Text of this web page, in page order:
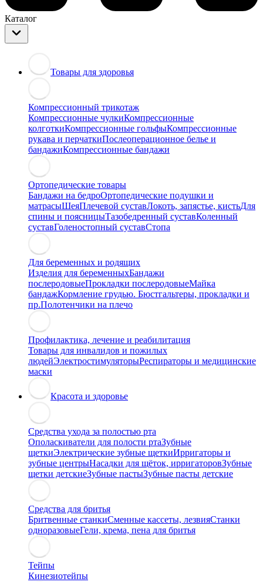
Каталог
Товары для здоровья
Компрессионный трикотаж
Компрессионные чулкиКомпрессионные
колготкиКомпрессионные гольфыКомпрессионные
рукава и перчаткиПослеоперационное белье и
бандажиКомпрессионные бандажи
Ортопедические товары
Бандажи на бедроОртопедические подушки и
матрасыШеяПлечевой суставЛокоть, запястье, кистьДля
спины и поясницыТазобедренный суставКоленный
суставГоленостопный суставСтопа
Для беременных и родящих
Изделия для беременныхБандажи
послеродовыеПрокладки послеродовыеМайка
бандажКормление грудью. Бюстгальтеры, прокладки и
пр.Полотенчики на плечо
Профилактика, лечение и реабилитация
Товары для инвалидов и пожилых
людейЭлектростимуляторыРеспираторы и медицинские
маски
Красота и здоровье
Средства ухода за полостью рта
Ополаскиватели для полости ртаЗубные
щеткиЭлектрические зубные щеткиИрригаторы и
зубные центрыНасадки для щёток, ирригаторовЗубные
щетки детскиеЗубные пастыЗубные пасты детские
Средства для бритья
Бритвенные станкиСменные кассеты, лезвияСтанки
одноразовыеГели, крема, пена для бритья
Тейпы
Кинезиотейпы